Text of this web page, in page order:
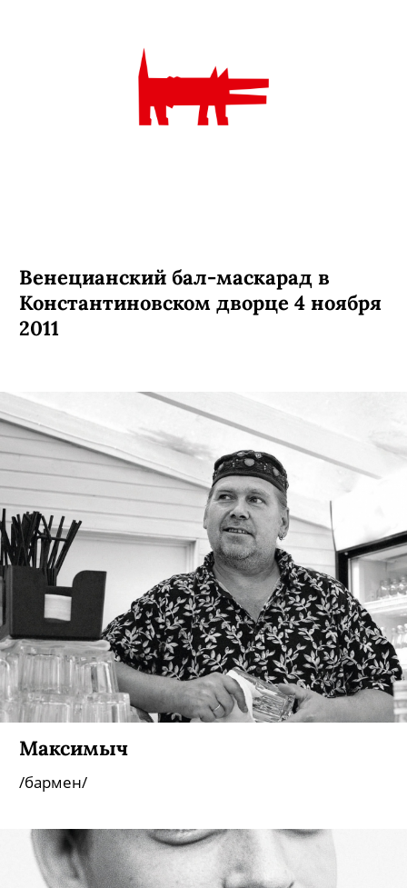
Венецианский бал-маскарад в
Константиновском дворце 4 ноября
2011
Максимыч
/бармен/